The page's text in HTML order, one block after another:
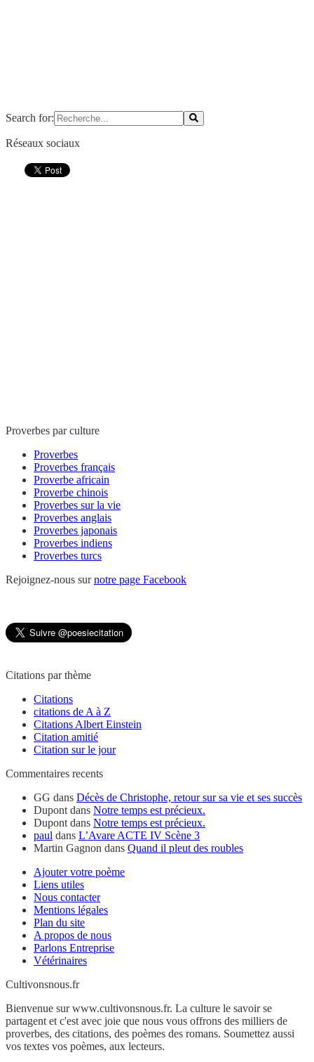
Search for:
Réseaux sociaux
Proverbes par culture
Proverbes
Proverbes français
Proverbe africain
Proverbe chinois
Proverbes sur la vie
Proverbes anglais
Proverbes japonais
Proverbes indiens
Proverbes turcs
Rejoignez-nous surnotre page Facebook
Citations par thème
Citations
citations de A à Z
Citations Albert Einstein
Citation amitié
Citation sur le jour
Commentaires recents
GG dans Décès de Christophe, retour sur sa vie et ses succès
Dupont dans Notre temps est précieux.
Dupont dans Notre temps est précieux.
paul dans L’Avare ACTE IV Scène 3
Martin Gagnon dans Quand il pleut des roubles
Ajouter votre poème
Liens utiles
Nous contacter
Mentions légales
Plan du site
A propos de nous
Parlons Entreprise
Vétérinaires
Cultivonsnous.fr
Bienvenue sur www.cultivonsnous.fr. La culture le savoir se
partagent et c'est avec joie que nous vous offrons des milliers de
proverbes, des citations, des poèmes des romans. Soumettez aussi
vos textes vos poèmes, aux lecteurs.